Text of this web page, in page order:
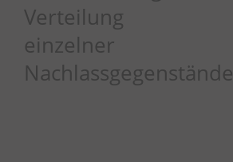
Verteilung
einzelner
Nachlassgegenstände